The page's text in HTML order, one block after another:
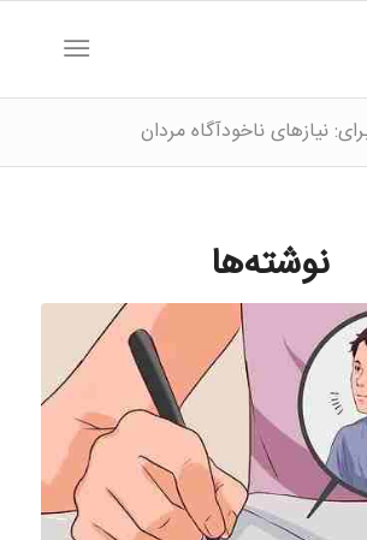
نیازهای ناخودآگاه مردان
نوشته‌ها